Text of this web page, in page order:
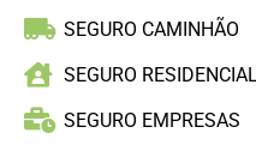
SEGURO CAMINHÃO
SEGURO RESIDENCIAL
SEGURO EMPRESAS